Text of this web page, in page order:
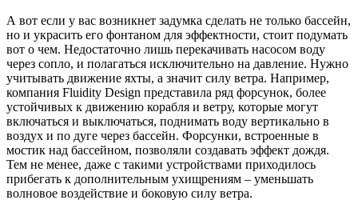
А вот если у вас возникнет задумка сделать не только бассейн,
но и украсить его фонтаном для эффектности, стоит подумать
вот о чем. Недостаточно лишь перекачивать насосом воду
через сопло, и полагаться исключительно на давление. Нужно
учитывать движение яхты, а значит силу ветра. Например,
компания Fluidity Design представила ряд форсунок, более
устойчивых к движению корабля и ветру, которые могут
включаться и выключаться, поднимать воду вертикально в
воздух и по дуге через бассейн. Форсунки, встроенные в
мостик над бассейном, позволяли создавать эффект дождя.
Тем не менее, даже с такими устройствами приходилось
прибегать к дополнительным ухищрениям – уменьшать
волновое воздействие и боковую силу ветра.